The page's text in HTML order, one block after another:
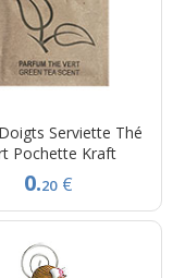
Serviette Thé
Pochette Kraft
0.20 €